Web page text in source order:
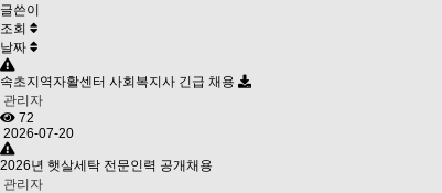
글쓴이
조회
날짜
속초지역자활센터 사회복지사 긴급 채용
관리자
72
2026-07-20
2026년 햇살세탁 전문인력 공개채용
관리자